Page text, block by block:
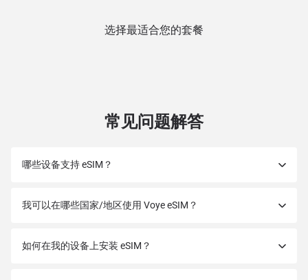
选择最适合您的套餐
常见问题解答
哪些设备支持 eSIM？
我可以在哪些国家/地区使用 Voye eSIM？
如何在我的设备上安装 eSIM？